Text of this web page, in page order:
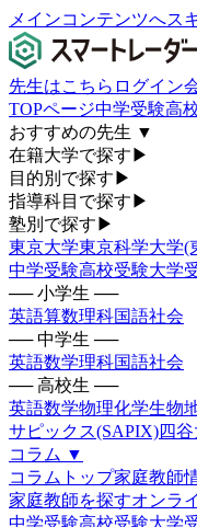
メインコンテンツへス
先生はこちら ログイン
TOPページ中学受験高
おすすめの先生 ▼
在籍大学で探す ▶
目的別で探す ▶
指導科目で探す ▶
塾別で探す ▶
東京大学東京科学大学(
中学受験高校受験大学
── 小学生 ──
英語算数理科国語社会
── 中学生 ──
英語数学理科国語社会
── 高校生 ──
英語数学物理化学生物
サピックス(SAPIX)四
コラム ▼
コラムトップ家庭教師
家庭教師を探すオンラ
中学受験高校受験大学